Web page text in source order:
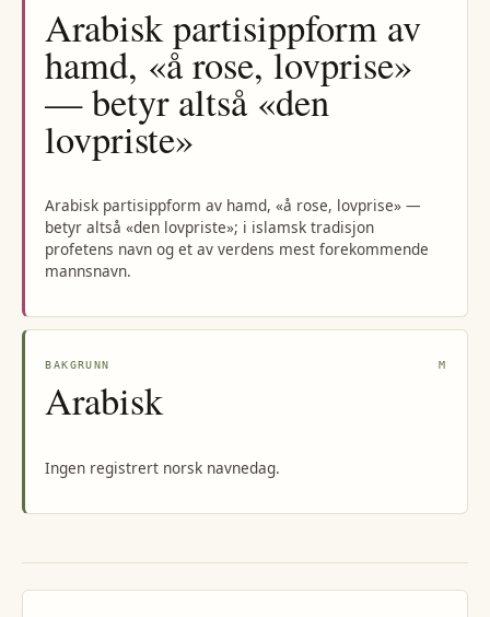
Arabisk partisippform av
hamd, «å rose, lovprise»
— betyr altså «den
lovpriste»
Arabisk partisippform av hamd, «å rose, lovprise» —
betyr altså «den lovpriste»; i islamsk tradisjon
profetens navn og et av verdens mest forekommende
mannsnavn.
BAKGRUNN M
Arabisk
Ingen registrert norsk navnedag.